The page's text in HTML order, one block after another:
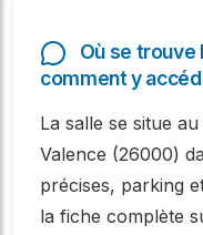
Où se trouve
comment y
La salle se situe
Valence (26000)
précises, parking
la fiche complète